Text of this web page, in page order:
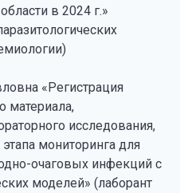
в 2024 г.»
«Регистрация
материала,
исследования,
мониторинга для
очаговых инфекций с
моделей» (лаборант